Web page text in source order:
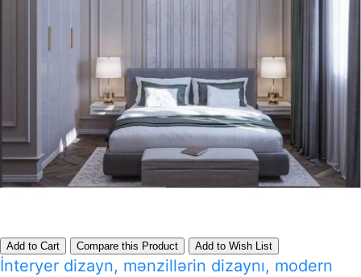
Add to Cart Compare this Product Add to Wish List
İnteryer dizayn, mənzillərin dizaynı, modern